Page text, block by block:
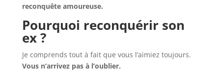
reconquête amoureuse.
Pourquoi reconquérir son
ex ?
Je comprends tout à fait que vous l’aimiez toujours.
Vous n’arrivez pas à l’oublier.